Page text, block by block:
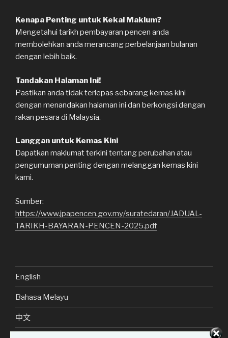
Kenapa Penting untuk Kekal Maklum?
Mengetahui tarikh pembayaran pencen anda
membolehkan anda merancang perbelanjaan bulanan
dengan lebih baik.
Tandakan Halaman Ini!
Pastikan anda tidak terlepas sebarang kemas kini
dengan menandakan halaman ini dan berkongsi dengan
rakan pesara di Malaysia.
Langgan untuk Kemas Kini
Dapatkan maklumat terkini tentang perubahan atau
pengumuman penting dengan melanggan kemas kini
kami.
Sumber:
https://www.jpapencen.gov.my/suratedaran/JADUAL-
TARIKH-BAYARAN-PENCEN-2025.pdf
English
Bahasa Melayu
中文